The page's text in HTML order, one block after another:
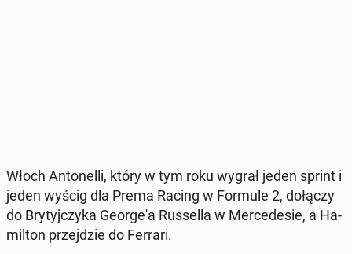
Włoch An­to­nel­li, który w tym roku wygrał jeden sprint i
jeden wyścig dla Prema Racing w Formule 2, dołączy
do Bry­tyj­czy­ka Geo­r­ge­'a Rus­sel­la w Mer­ce­de­sie, a Ha­
mil­ton przej­dzie do Ferrari.